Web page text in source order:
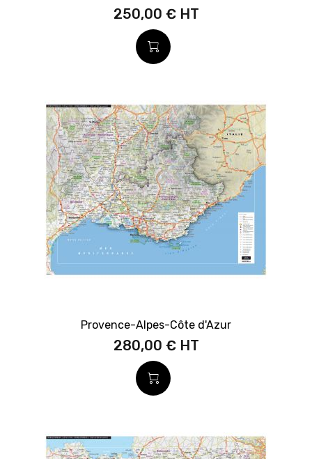
250,00 €
Provence-Alpes-Côte d'Azur
280,00 €